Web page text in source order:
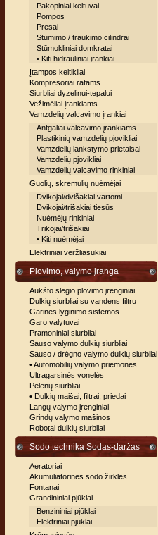
Pakopiniai keltuvai
Pompos
Presai
Stūmimo / traukimo cilindrai
Stūmokliniai domkratai
• Kiti hidrauliniai įrankiai
Įtampos keitikliai
Kompresoriai ratams
Siurbliai dyzelinui-tepalui
Vežimėliai įrankiams
Vamzdelių valcavimo įrankiai
Antgaliai valcavimo įrankiams
Plastikinių vamzdelių pjovikliai
Vamzdelių lankstymo prietaisai
Vamzdelių pjovikliai
Vamzdelių valcavimo rinkiniai
Guolių, skremulių nuėmėjai
Dvikojai/dvišakiai vartomi
Dvikojai/trišakiai tiesūs
Nuėmėjų rinkiniai
Trikojai/trišakiai
• Kiti nuėmėjai
Elektriniai veržliasukiai
Plovimo, valymo įranga
Aukšto slėgio plovimo įrenginiai
Dulkių siurbliai su vandens filtru
Garinės lyginimo sistemos
Garo valytuvai
Pramoniniai siurbliai
Sauso valymo dulkių siurbliai
Sauso / drėgno valymo dulkių siurbliai
• Automobilių valymo priemonės
Ultragarsinės vonelės
Pelenų siurbliai
• Dulkių maišai, filtrai, priedai
Langų valymo įrenginiai
Grindų valymo mašinos
Robotai dulkių siurbliai
Sodo technika Sodas-daržas
Aeratoriai
Akumuliatorinės sodo žirklės
Fontanai
Grandininiai pjūklai
Benzininiai pjūklai
Elektriniai pjūklai